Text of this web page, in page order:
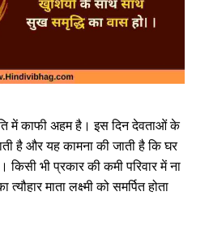
में काफी अहम है। इस दिन देवताओं के
है और यह कामना की जाती है कि घर
किसी भी प्रकार की कमी परिवार में ना
माता लक्ष्मी को समर्पित होता